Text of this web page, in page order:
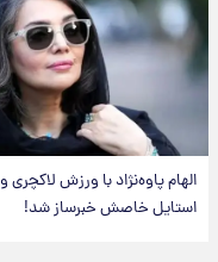
الهام پاوه‌نژاد با ورزش لاکچری و
استایل خاصش خبرساز شد!